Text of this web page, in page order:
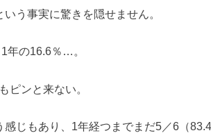
いう事実に驚きを隠せません。
年の16.6％…。
ピンと来ない。
感じもあり、1年経つまでまだ5／6（